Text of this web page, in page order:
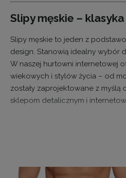
Slipy męskie –
Slipy męskie to jeden z
design. Stanowią idealny wybór
W naszej hurtowni internetowej
wiekowych i stylów życia – od
zostały zaprojektowane z myślą
sklepom detalicznym i
Slipy męskie to kategoria o
cały rok. Nasza oferta